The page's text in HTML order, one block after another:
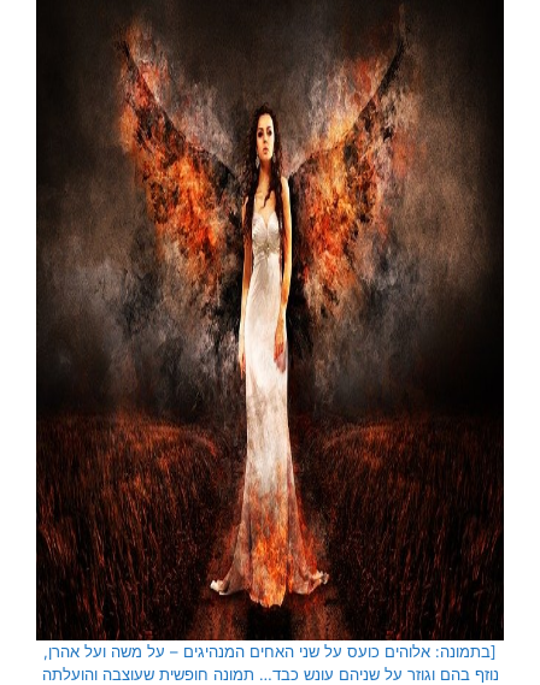
[בתמונה: אלוהים כועס על שני האחים המנהיגים – על משה ועל אהרן,
נוזף בהם וגוזר על שניהם עונש כבד… תמונה חופשית שעוצבה והועלתה